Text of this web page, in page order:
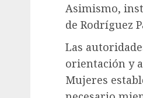
Asimismo,
de Rodríguez
Las
orientación y
Mujeres